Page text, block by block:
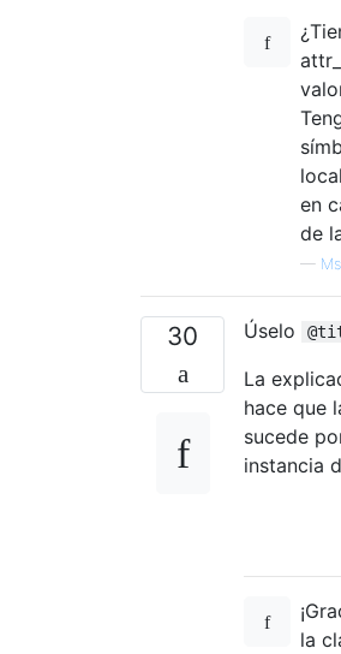
en
de
—
30 Úselo
La
hace que
sucede
instancia
la